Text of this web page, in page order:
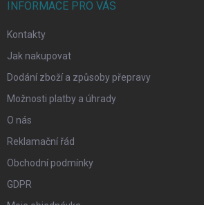
INFORMACE PRO VÁS
Kontakty
Jak nakupovat
Dodání zboží a způsoby přepravy
Možnosti platby a úhrady
O nás
Reklamační řád
Obchodní podmínky
GDPR